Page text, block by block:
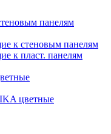
панелям
к стеновым панелям
к пласт. панелям
цветные